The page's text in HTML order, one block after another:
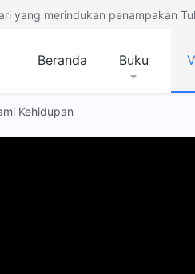
yang merindukan penampakan
Beranda Buku
Kehidupan